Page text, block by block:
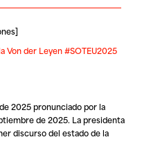
]
Von der Leyen #SOTEU2025
2025 pronunciado por la
de 2025. La presidenta
discurso del estado de la